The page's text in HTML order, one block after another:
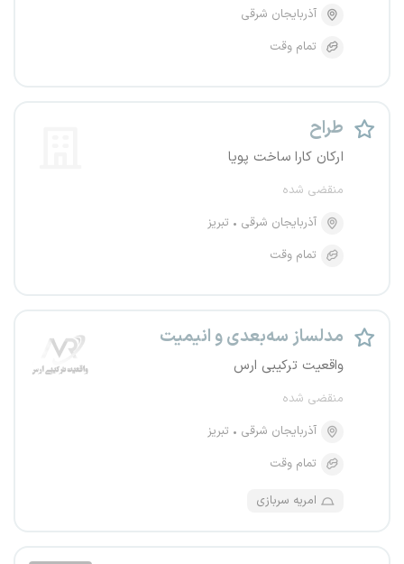
آذربایجان شرقی
تمام وقت
طراح
ارکان کارا ساخت پویا
منقضی شده
آذربایجان شرقی
تبریز
تمام وقت
مدلساز سه‌بعدی و انیمیت
واقعیت ترکیبی ارس
منقضی شده
آذربایجان شرقی
تبریز
تمام وقت
امریه سربازی